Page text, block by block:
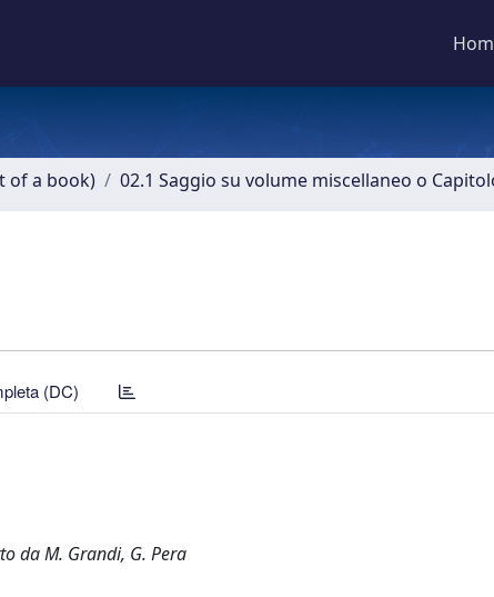
of a book) 02.1 Saggio su volume miscellaneo o
(DC)
da M. Grandi, G. Pera